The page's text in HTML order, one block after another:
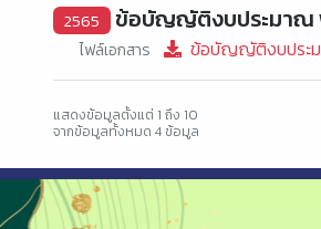
2565 ข้อบัญญัติงบประมาณ
ไฟล์เอกสาร ข้อบัญญัติงบประ
แสดงข้อมูลตั้งแต่ 1 ถึง 10
จากข้อมูลทั้งหมด 4 ข้อมูล